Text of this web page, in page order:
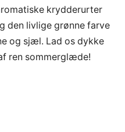
krydderurter
den livlige grønne farve
og sjæl. Lad os dykke
ren sommerglæde!